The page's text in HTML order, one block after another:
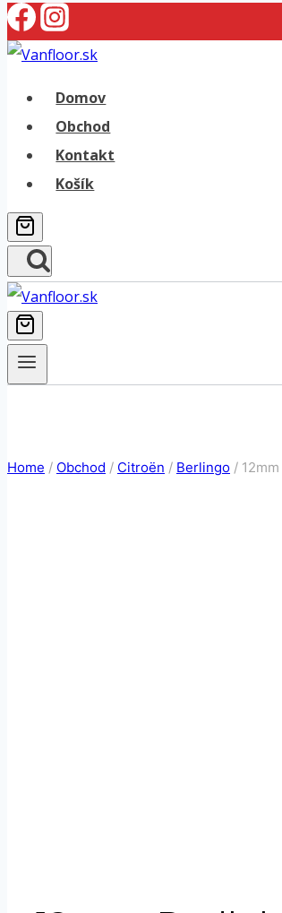
Skip
to
Domov
Obchod
Kontakt
Košík
Home / Obchod / Citroën / Berlingo /